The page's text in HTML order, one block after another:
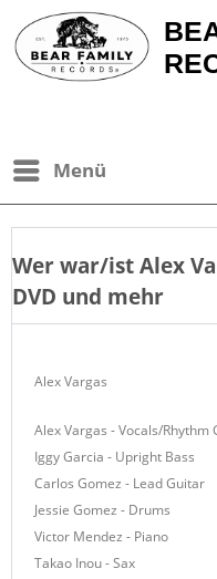
Menü
Wer war/istAlex
DVD und mehr
Alex Vargas
Alex Vargas - Vocals/Rhythm
Iggy Garcia - Upright Bass
Carlos Gomez - Lead Guitar
Jessie Gomez - Drums
Victor Mendez - Piano
Takao Inou - Sax